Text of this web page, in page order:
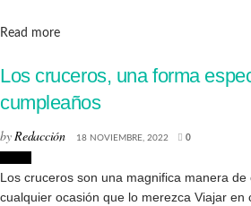
Read moreDetails
Los cruceros, una forma
cumpleaños
byRedacción 18 NOVIEMBRE, 2022 0
Los cruceros son una magnifica manera
cualquier ocasión que lo merezca Viajar en